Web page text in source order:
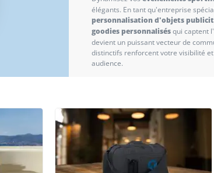
élégants. En tant qu'entreprise
personnalisation d'objets
goodies personnalisésqui captent
devient un puissant vecteur de
distinctifs renforcent votre visibilité
audience.